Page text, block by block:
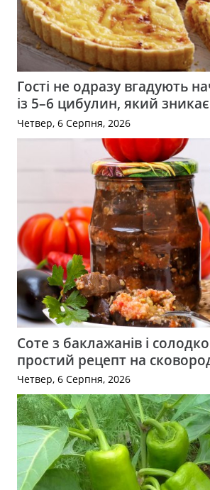
Гості не одразу вгадують
із 5–6 цибулин, який зникає
Четвер, 6 Серпня, 2026
Соте з баклажанів і
простий рецепт на
Четвер, 6 Серпня, 2026